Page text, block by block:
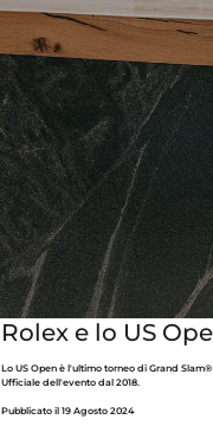
Rolex e lo US
Lo US Open è l'ultimo torneo di Grand
Ufficiale dell'evento dal 2018.
Pubblicato il 19 Agosto 2024